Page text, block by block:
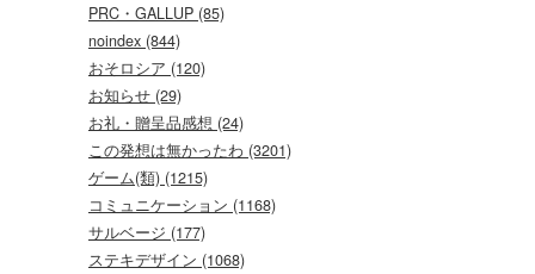
PRC・GALLUP (85)
noindex (844)
おそロシア (120)
お知らせ (29)
お礼・贈呈品感想 (24)
この発想は無かったわ (3201)
ゲーム(類) (1215)
コミュニケーション (1168)
サルベージ (177)
ステキデザイン (1068)